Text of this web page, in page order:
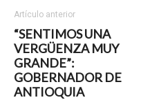
Artículo anterior
“SENTIMOS UNA
VERGÜENZA MUY
GRANDE”:
GOBERNADOR DE
ANTIOQUIA